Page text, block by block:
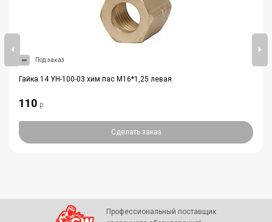
Под заказ
Гайка 14 УН-100-03 хим.пас М16*1,25 левая
110 р.
Сделать заказ
Профессиональный поставщик